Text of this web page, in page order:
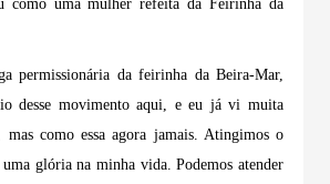
como uma mulher refeita da Feirinha da
permissionária da feirinha da Beira-Mar,
desse movimento aqui, e eu já vi muita
mas como essa agora jamais. Atingimos o
uma glória na minha vida. Podemos atender